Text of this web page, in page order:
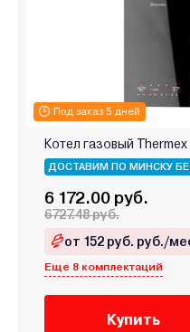
Под заказ 5 дней
Котел газовый
ДОСТАВИМ ПО МИНСКУ
6 172.00 руб.
6727.48 руб.
от 152 руб. руб./
Еще 8 комплектаций
Купить